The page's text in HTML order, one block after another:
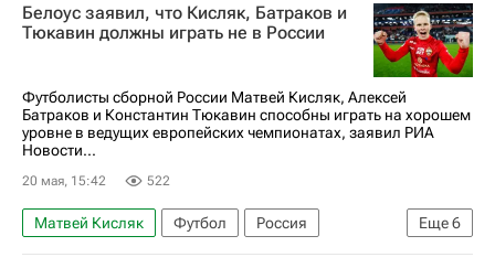
Локомотив (Москва)
Зенит
Краснодар
РПЛ 2026-2027 (Чемпионат России по футболу)
Белоус заявил, что Кисляк, Батраков и
Тюкавин должны играть не в России
Футболисты сборной России Матвей Кисляк, Алексей
Батраков и Константин Тюкавин способны играть на хорошем
уровне в ведущих европейских чемпионатах, заявил РИА
Новости...
20 мая, 15:42 522
Еще6
Матвей Кисляк Футбол
Россия
Юрий Белоус
Алексей Батраков